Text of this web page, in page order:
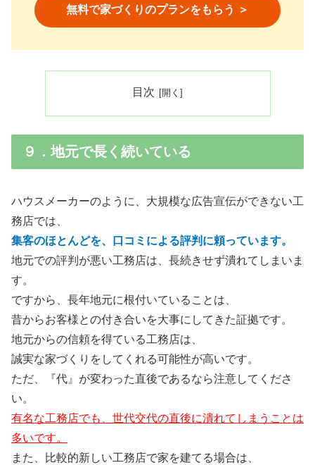
無料で家づくりのプランをもらう ＞
目次
９．地元で長く続いている
ハウスメーカーのように、大規模な広告宣伝ができない工
務店では、
集客のほとんどを、口コミによる評判に頼っています。
地元での評判が悪い工務店は、長続きせず潰れてしまいま
す。
ですから、長年地元に根付いていることは、
昔からお客様との付き合いを大事にしてきた証拠です。
地元からの信頼を得ている工務店は、
誠実な家づくりをしてくれる可能性が高いです。
ただ、『代』が変わった直後であるなら注意してくださ
い。
有名な工務店でも、世代交代の直後に潰れてしまうことは
多いです。
また、比較的新しい工務店で家を建てる場合は、